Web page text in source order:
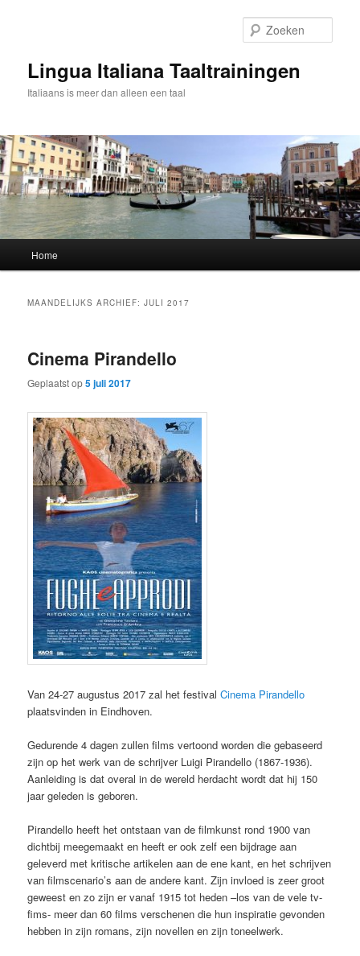
inhoud
inhoudLingua Italiana Taaltrainingen
Italiaans is meer dan alleen een taal
Home
MAANDELIJKS ARCHIEF:JULI 2017
Cinema Pirandello
Geplaatst op5 juli 2017
Van 24-27 augustus 2017 zal het festivalCinema Pirandello
plaatsvinden in Eindhoven.
Gedurende 4 dagen zullen films vertoond worden die gebaseerd
zijn op het werk van de schrijver Luigi Pirandello (1867-1936).
Aanleiding is dat overal in de wereld herdacht wordt dat hij 150
jaar geleden is geboren.
Pirandello heeft het ontstaan van de filmkunst rond 1900 van
dichtbij meegemaakt en heeft er ook zelf een bijdrage aan
geleverd met kritische artikelen aan de ene kant, en het schrijven
van filmscenario’s aan de andere kant. Zijn invloed is zeer groot
geweest en zo zijn er vanaf 1915 tot heden –los van de vele tv-
fims- meer dan 60 films verschenen die hun inspiratie gevonden
hebben in zijn romans, zijn novellen en zijn toneelwerk.